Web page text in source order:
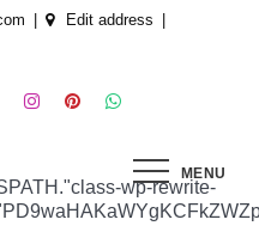
Edit address
MENU